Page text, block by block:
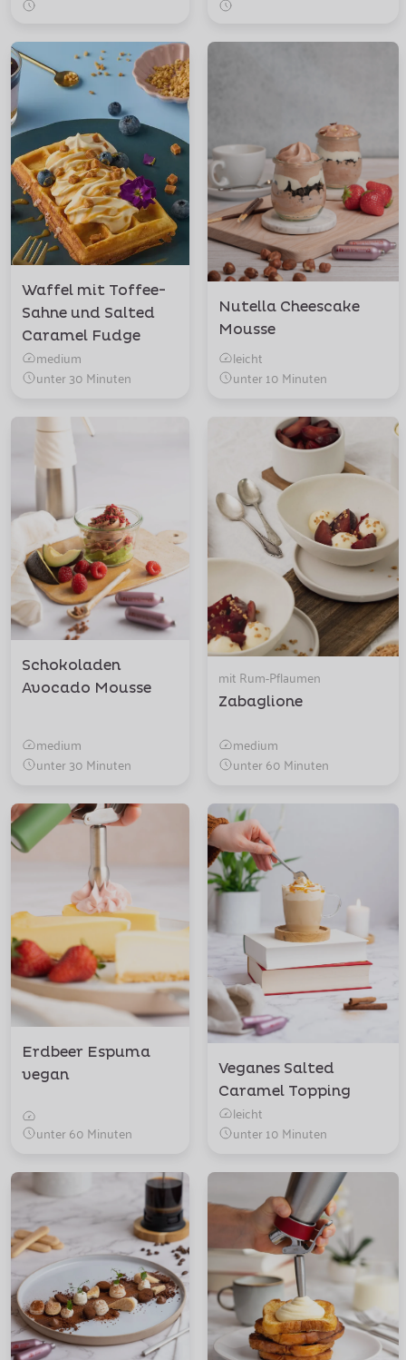
Waffel mit Toffee-
Sahne und Salted
Caramel Fudge
medium
unter 30 Minuten
Nutella Cheescake
Mousse
leicht
unter 10 Minuten
Schokoladen
Avocado Mousse
medium
unter 30 Minuten
mit Rum-Pflaumen
Zabaglione
medium
unter 60 Minuten
Erdbeer Espuma
vegan
unter 60 Minuten
Veganes Salted
Caramel Topping
leicht
unter 10 Minuten